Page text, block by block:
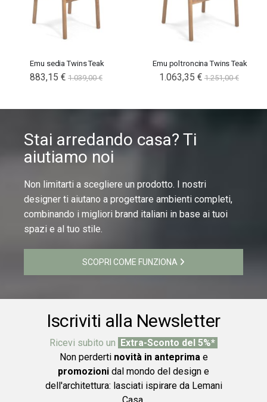
Emu sedia Twins Teak
883,15 € 1.039,00 €
Emu poltroncina Twins Teak
1.063,35 € 1.251,00 €
Stai arredando casa? Ti
aiutiamo noi
Non limitarti a scegliere un prodotto. I nostri
designer ti aiutano a progettare ambienti completi,
combinando i migliori brand italiani in base ai tuoi
spazi e al tuo stile.
SCOPRI COME FUNZIONA
Iscriviti alla Newsletter
Ricevi subito un Extra-Sconto del 5%*
Non perderti novità in anteprimae
promozioni dal mondo del design e
dell'architettura: lasciati ispirare da Lemani